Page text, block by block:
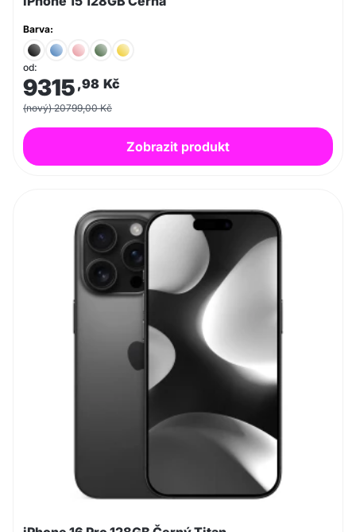
Barva:
od:
9315 ,98 Kč
(nový) 20799,00 Kč
Zobrazit produkt